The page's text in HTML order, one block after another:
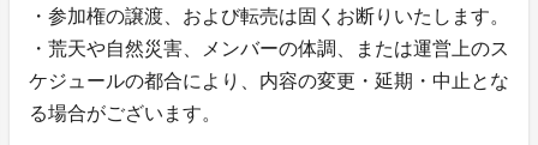
・参加権の譲渡、および転売は固くお断りいたします。
・荒天や自然災害、メンバーの体調、または運営上のス
ケジュールの都合により、内容の変更・延期・中止とな
る場合がございます。